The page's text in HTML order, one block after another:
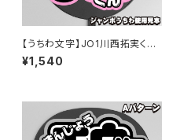
【うちわ文字】JO1川西拓実くん
⑤ Smileスマイル 即納 【JO1】
¥1,540